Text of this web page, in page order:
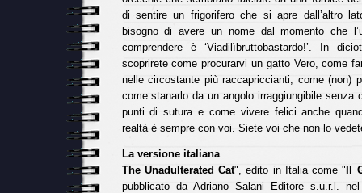
di sentire un frigorifero che si apre dall’altro
bisogno di avere un nome dal momento che
comprendere è ‘Viadilìbruttobastardo!’. In
scoprirete come procurarvi un gatto Vero, come
nelle circostante più raccapriccianti, come (non)
come stanarlo da un angolo irraggiungibile senza
punti di sutura e come vivere felici anche
realtà è sempre con voi. Siete voi che non lo
La versione italiana
The Unadulterated Cat", edito in Italia come " Il
pubblicato da Adriano Salani Editore s.u.r.l.